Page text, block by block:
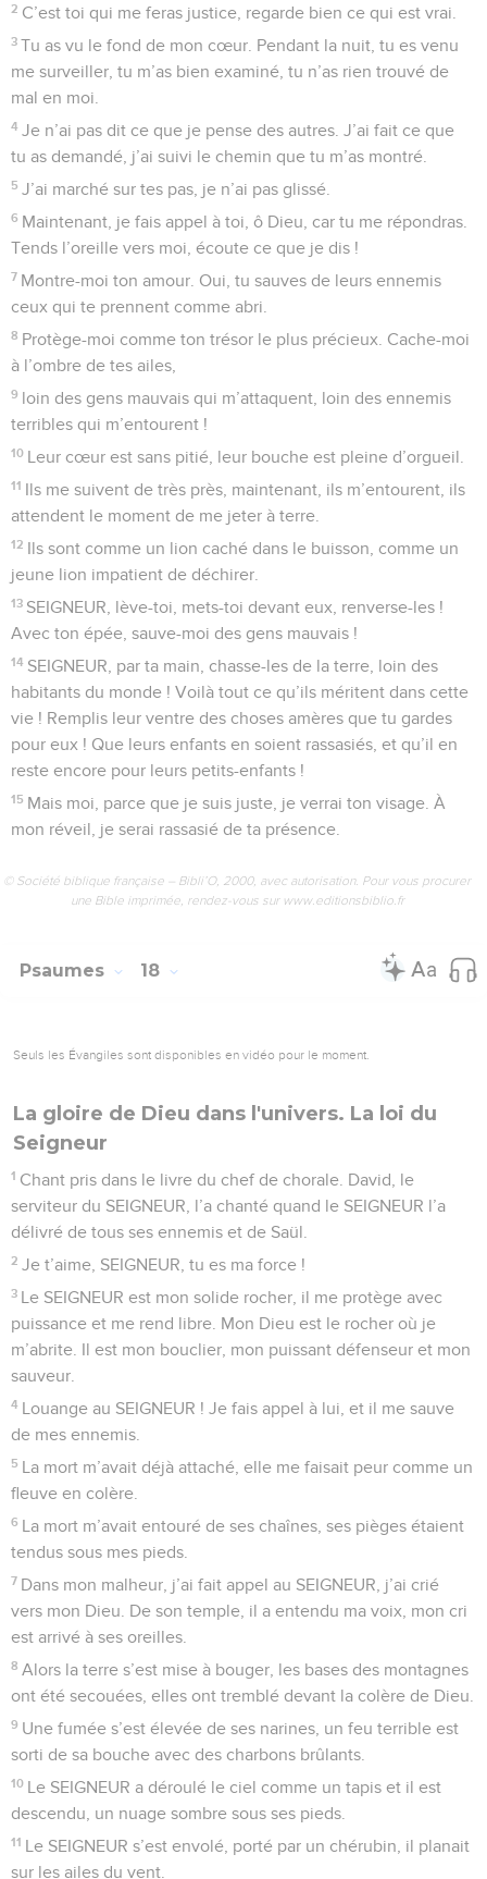
2 C’est toi qui me feras justice, regarde bien ce qui est vrai.
3 Tu as vu le fond de mon cœur. Pendant la nuit, tu es venu
me surveiller, tu m’as bien examiné, tu n’as rien trouvé de
mal en moi.
4 Je n’ai pas dit ce que je pense des autres. J’ai fait ce que
tu as demandé, j’ai suivi le chemin que tu m’as montré.
5 J’ai marché sur tes pas, je n’ai pas glissé.
6 Maintenant, je fais appel à toi, ô Dieu, car tu me répondras.
Tends l’oreille vers moi, écoute ce que je dis !
7 Montre-moi ton amour. Oui, tu sauves de leurs ennemis
ceux qui te prennent comme abri.
8 Protège-moi comme ton trésor le plus précieux. Cache-moi
à l’ombre de tes ailes,
9 loin des gens mauvais qui m’attaquent, loin des ennemis
terribles qui m’entourent !
10 Leur cœur est sans pitié, leur bouche est pleine d’orgueil.
11 Ils me suivent de très près, maintenant, ils m’entourent, ils
attendent le moment de me jeter à terre.
12 Ils sont comme un lion caché dans le buisson, comme un
jeune lion impatient de déchirer.
13 SEIGNEUR, lève-toi, mets-toi devant eux, renverse-les !
Avec ton épée, sauve-moi des gens mauvais !
14 SEIGNEUR, par ta main, chasse-les de la terre, loin des
habitants du monde ! Voilà tout ce qu’ils méritent dans cette
vie ! Remplis leur ventre des choses amères que tu gardes
pour eux ! Que leurs enfants en soient rassasiés, et qu’il en
reste encore pour leurs petits-enfants !
15 Mais moi, parce que je suis juste, je verrai ton visage. À
mon réveil, je serai rassasié de ta présence.
© Société biblique française – Bibli’O, 2000, avec autorisation. Pour vous procurer
une Bible imprimée, rendez-vous sur www.editionsbiblio.fr
Psaumes 18
Seuls les Évangiles sont disponibles en vidéo pour le moment.
La gloire de Dieu dans l'univers. La loi du
Seigneur
1 Chant pris dans le livre du chef de chorale. David, le
serviteur du SEIGNEUR, l’a chanté quand le SEIGNEUR l’a
délivré de tous ses ennemis et de Saül.
2 Je t’aime, SEIGNEUR, tu es ma force !
3 Le SEIGNEUR est mon solide rocher, il me protège avec
puissance et me rend libre. Mon Dieu est le rocher où je
m’abrite. Il est mon bouclier, mon puissant défenseur et mon
sauveur.
4 Louange au SEIGNEUR ! Je fais appel à lui, et il me sauve
de mes ennemis.
5 La mort m’avait déjà attaché, elle me faisait peur comme un
fleuve en colère.
6 La mort m’avait entouré de ses chaînes, ses pièges étaient
tendus sous mes pieds.
7 Dans mon malheur, j’ai fait appel au SEIGNEUR, j’ai crié
vers mon Dieu. De son temple, il a entendu ma voix, mon cri
est arrivé à ses oreilles.
8 Alors la terre s’est mise à bouger, les bases des montagnes
ont été secouées, elles ont tremblé devant la colère de Dieu.
9 Une fumée s’est élevée de ses narines, un feu terrible est
sorti de sa bouche avec des charbons brûlants.
10 Le SEIGNEUR a déroulé le ciel comme un tapis et il est
descendu, un nuage sombre sous ses pieds.
11 Le SEIGNEUR s’est envolé, porté par un chérubin, il planait
sur les ailes du vent.